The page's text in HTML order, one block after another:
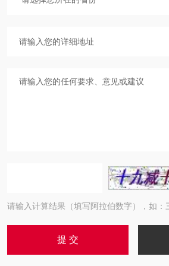
请输入计算结果（填写阿拉伯数字），如：